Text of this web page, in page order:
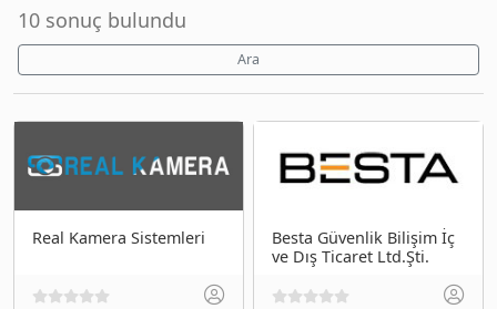
10 sonuç bulundu
Ara
Real Kamera Sistemleri
Besta Güvenlik Bilişim İç
ve Dış Ticaret Ltd.Şti.